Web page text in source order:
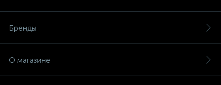
Бренды
О магазине